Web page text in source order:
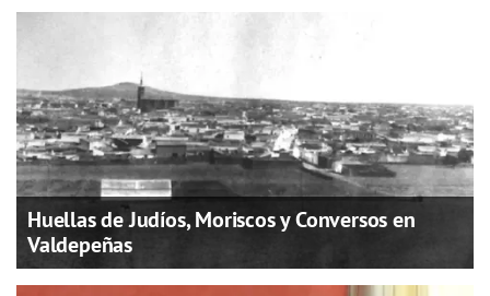
Huellas de Judíos, Moriscos y Conversos en
Valdepeñas